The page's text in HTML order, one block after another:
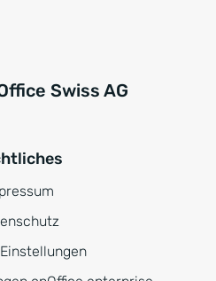
Swiss AG